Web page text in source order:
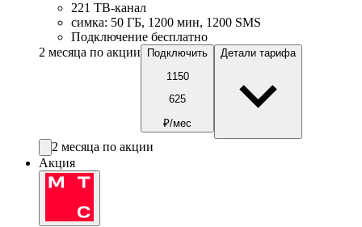
221 ТB-канал
симка: 50 ГБ, 1200 мин, 1200 SMS
Подключение бесплатно
2 месяца по акции
Подключить
1150
625
₽/мес
Детали тарифа
2 месяца по акции
Акция